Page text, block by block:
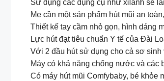
Sử dụng các dụng cụ như xilanh sẽ
Mẹ cần một sản phẩm hút mũi an
Thiết kế tay cầm nhỏ gọn, hình dáng
Lực hút đạt tiêu chuẩn Y tế của Đài
Với 2 đầu hút sử dụng cho cả sơ
Máy có khả năng chống nước và các
Có máy hút mũi Comfybaby, bé khỏe